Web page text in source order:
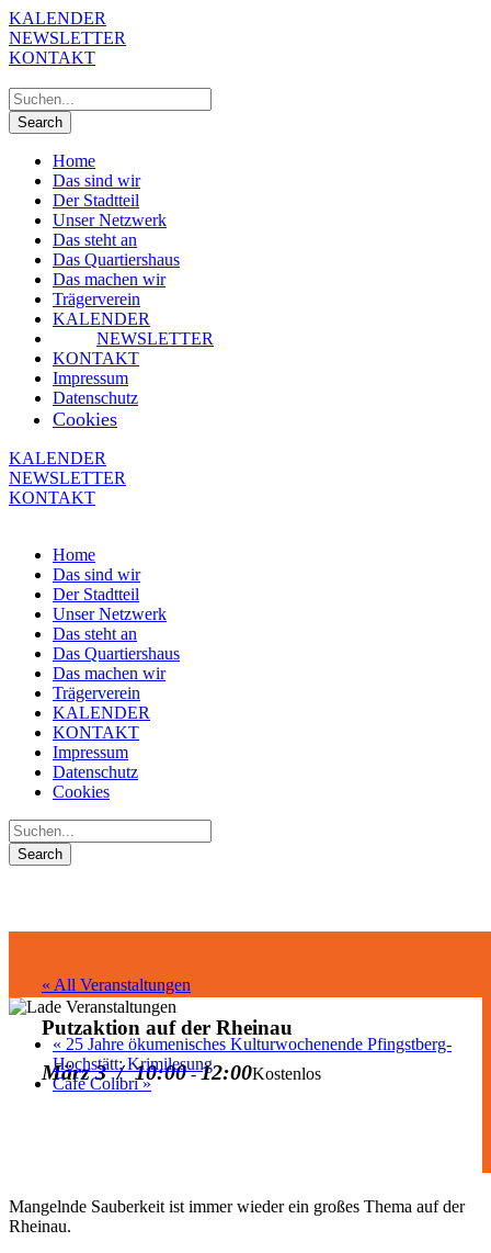
KALENDER
NEWSLETTER
KONTAKT
Home
Das sind wir
Der Stadtteil
Unser Netzwerk
Das steht an
Das Quartiershaus
Das machen wir
Trägerverein
KALENDER
NEWSLETTER
KONTAKT
Impressum
Datenschutz
Cookies
KALENDER
NEWSLETTER
KONTAKT
Home
Das sind wir
Der Stadtteil
Unser Netzwerk
Das steht an
Das Quartiershaus
Das machen wir
Trägerverein
KALENDER
KONTAKT
Impressum
Datenschutz
Cookies
« All Veranstaltungen
Putzaktion auf der Rheinau
März 3 / 10:00-12:00Kostenlos
« 25 Jahre ökumenisches Kulturwochenende Pfingstberg-
Hochstätt: Krimilesung
Café Colibri»
Mangelnde Sauberkeit ist immer wieder ein großes Thema auf der
Rheinau.